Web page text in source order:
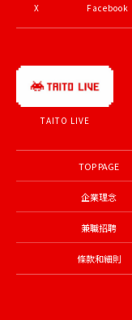
X Facebook
TAITO LIVE
TOP PAGE
企業理念
兼職招聘
條款和細則